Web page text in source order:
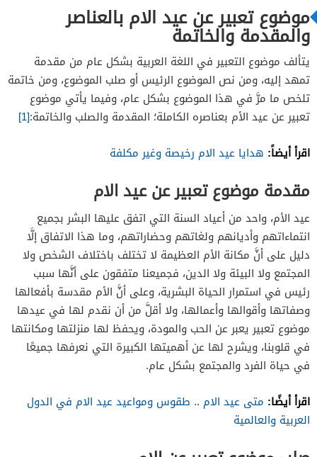
موضوع تعبير عن عيد الام بالعناصر
والمقدمة والخاتمة
يتألف موضوع التعبير في اللغة العربية بشكل عام من مقدمة
تمهد إليه، ومن نص الموضوع الرئيس أو صلب الموضوع، ومن خاتمة
تلخص ما مرَّ في هذا الموضوع بشكل عام، وفيما يأتي موضوع
تعبير عن عيد الأم بعناصره الكاملة؛ المقدمة والصلب والخاتمة:[1]
اقرأ أيضاً: هدايا عيد الام رخيصة وغير مكلفة
مقدمة موضوع تعبير عن عيد الام
عيد الأم، واحد من أعياد السنة التي اتفق عليها البشر بجميع
انتماءاتهم وأديانهم ولغاتهم وحضاراتهم، وما هذا الاتفاق إلَّا
دليل على أنَّ مكانة الأم العظيمة لا تختلف باختلاف الشخص ولا
المجتمع ولا البيئة ولا الدين، فجميعنا متفقون على أنَّها سبب
رئيس في استمرار الحياة البشرية، وعلى أنَّ الأم مقدسة بأفعالها
وصفاتها وأقوالها وأعمالها، ولا أقلَّ من أن نقدم لها في عيدها
موضوع تعبير يعبر عن الحب والمودة، ويحفظ لها منزلتها ومكانتها
في قلوبنا، ويشرح لها عن أهميتها الكبيرة التي نعرفها جميعًا
في حياة الفرد والمجتمع بشكل عام.
اقرأ أيضًا: متى عيد الام .. طقوس ومواعيد عيد الام في الدول
العربية والعالمية